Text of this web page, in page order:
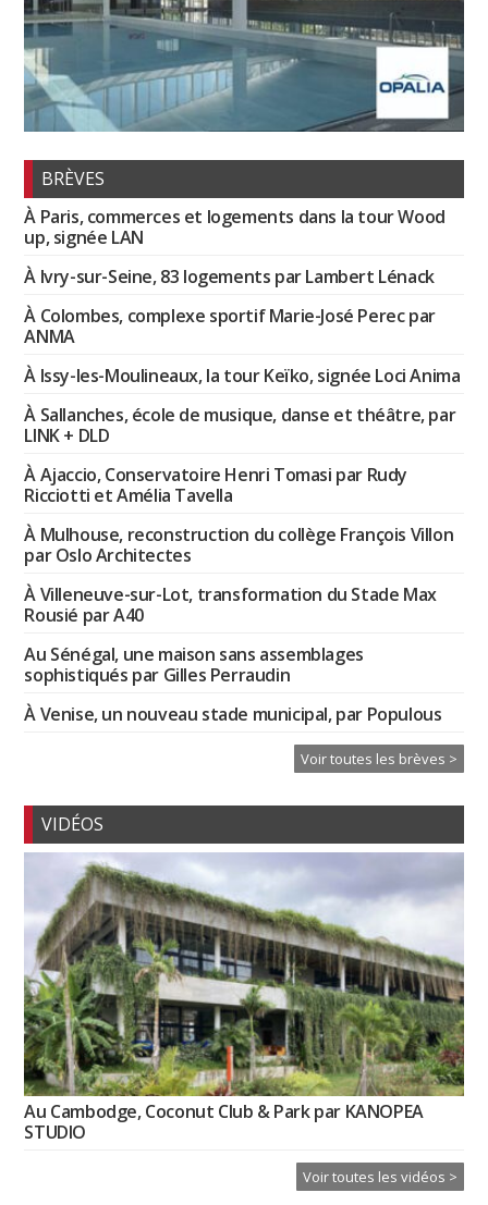
BRÈVES
À Paris, commerces et logements dans la tour Wood
up, signée LAN
À Ivry-sur-Seine, 83 logements par Lambert Lénack
À Colombes, complexe sportif Marie-José Perec par
ANMA
À Issy-les-Moulineaux, la tour Keïko, signée Loci Anima
À Sallanches, école de musique, danse et théâtre, par
LINK + DLD
À Ajaccio, Conservatoire Henri Tomasi par Rudy
Ricciotti et Amélia Tavella
À Mulhouse, reconstruction du collège François Villon
par Oslo Architectes
À Villeneuve-sur-Lot, transformation du Stade Max
Rousié par A40
Au Sénégal, une maison sans assemblages
sophistiqués par Gilles Perraudin
À Venise, un nouveau stade municipal, par Populous
Voir toutes les brèves >
VIDÉOS
Au Cambodge, Coconut Club & Park par KANOPEA
STUDIO
Voir toutes les vidéos >